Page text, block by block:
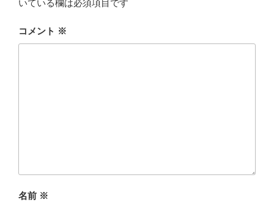
いている欄は必須項目です
コメント ※
名前 ※